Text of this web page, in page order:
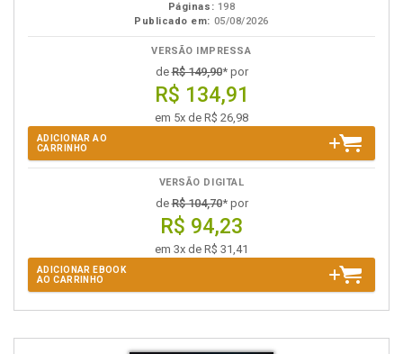
Páginas: 198
Publicado em: 05/08/2026
VERSÃO IMPRESSA
deR$ 149,90* por
R$ 134,91
em 5x de R$ 26,98
ADICIONAR AO
CARRINHO
VERSÃO DIGITAL
deR$ 104,70* por
R$ 94,23
em 3x de R$ 31,41
ADICIONAR EBOOK
AO CARRINHO